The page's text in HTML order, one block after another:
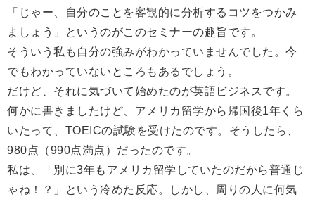
「じゃー、自分のことを客観的に分析するコツをつかみ
ましょう」というのがこのセミナーの趣旨です。
そういう私も自分の強みがわかっていませんでした。今
でもわかっていないところもあるでしょう。
だけど、それに気づいて始めたのが英語ビジネスです。
何かに書きましたけど、アメリカ留学から帰国後1年くら
いたって、TOEICの試験を受けたのです。そうしたら、
980点（990点満点）だったのです。
私は、「別に3年もアメリカ留学していたのだから普通じ
ゃね！？」という冷めた反応。しかし、周りの人に何気